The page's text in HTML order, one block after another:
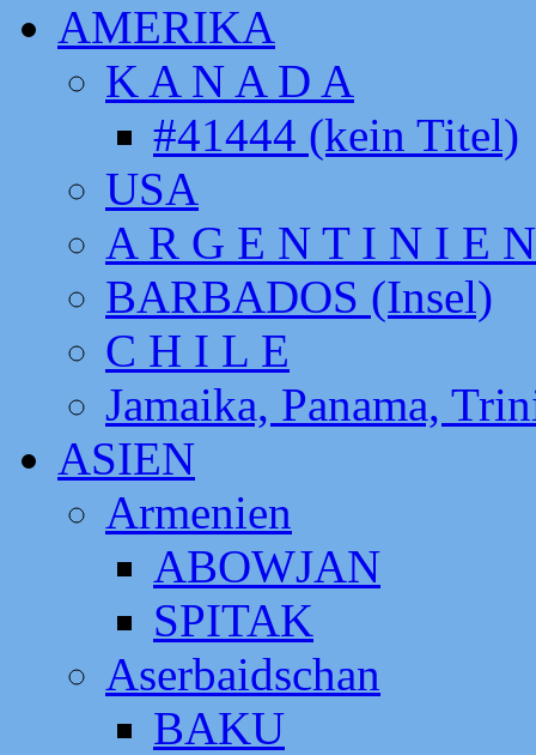
AMERIKA
K A N A D A
#41444 (kein Titel)
USA
A R G E N T I N I E N
BARBADOS (Insel)
C H I L E
Jamaika, Panama,
ASIEN
Armenien
ABOWJAN
SPITAK
Aserbaidschan
BAKU